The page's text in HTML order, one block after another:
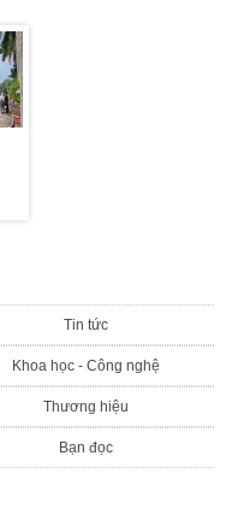
Tin tức
Khoa học - Công nghệ
Thương hiệu
Bạn đọc